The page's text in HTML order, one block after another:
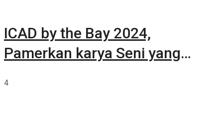
ICAD by the Bay 2024,
Pamerkan karya Seni yang
4